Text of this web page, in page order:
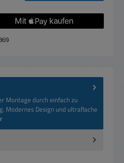
Montage durch einfach zu
Modernes Design und ultraflache